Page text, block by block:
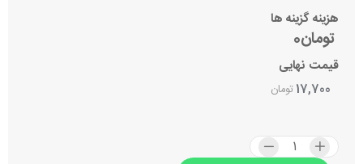
هزینه گزینه ها
تومان0
قیمت نهایی
تومان17,700